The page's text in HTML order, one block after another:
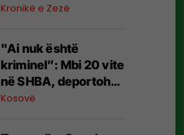
me targa gjermane të
nisën drejt Kosovës
Kronikë e Zezë
"Ai nuk është
kriminel”: Mbi 20 vite
në SHBA, deportohet
berberi shqiptar
Kosovë